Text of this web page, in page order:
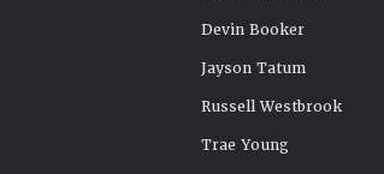
Devin Booker
Jayson Tatum
Russell Westbrook
Trae Young